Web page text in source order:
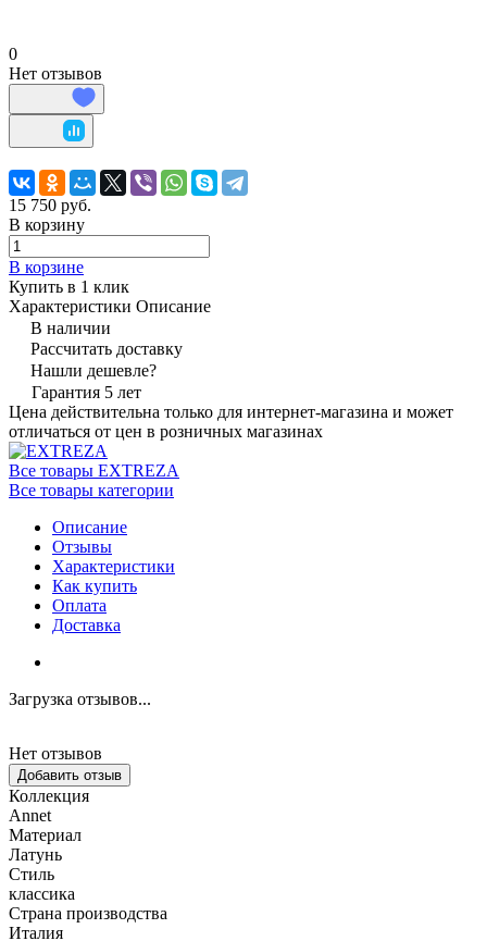
0
Нет отзывов
15 750 руб.
В корзину
В корзине
Купить в 1 клик
Характеристики Описание
В наличии
Рассчитать доставку
Нашли дешевле?
Гарантия 5 лет
Цена действительна только для интернет-магазина и может
отличаться от цен в розничных магазинах
Все товары EXTREZA
Все товары категории
Описание
Отзывы
Характеристики
Как купить
Оплата
Доставка
Загрузка отзывов...
Нет отзывов
Добавить отзыв
Коллекция
Annet
Материал
Латунь
Стиль
классика
Страна производства
Италия